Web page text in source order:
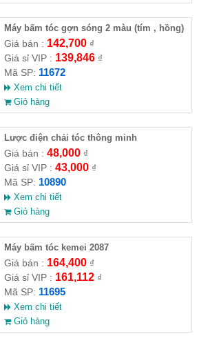
Máy bấm tóc gợn sóng 2 màu (tím , hồng)
Giá bán : 142,700₫
Giá sỉ VIP : 139,846₫
Mã SP: 11672
Xem chi tiết
Giỏ hàng
Lược điện chải tóc thông minh
Giá bán : 48,000₫
Giá sỉ VIP : 43,000₫
Mã SP: 10890
Xem chi tiết
Giỏ hàng
Máy bấm tóc kemei 2087
Giá bán : 164,400₫
Giá sỉ VIP : 161,112₫
Mã SP: 11695
Xem chi tiết
Giỏ hàng